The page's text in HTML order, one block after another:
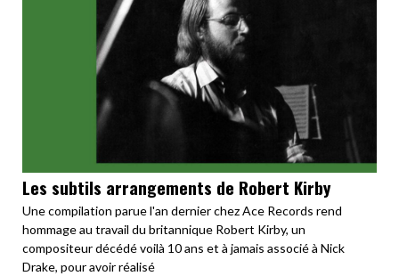
Les subtils arrangements de Robert Kirby
Une compilation parue l'an dernier chez Ace Records rend
hommage au travail du britannique Robert Kirby, un
compositeur décédé voilà 10 ans et à jamais associé à Nick
Drake, pour avoir réalisé